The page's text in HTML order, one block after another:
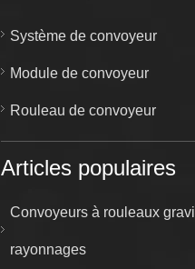
Système de convoyeur
Module de convoyeur
Rouleau de convoyeur
Articles populaires
Convoyeurs à rouleaux
rayonnages